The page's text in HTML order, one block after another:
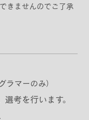
きませんのでご了承
ラマーのみ）
考を行います。